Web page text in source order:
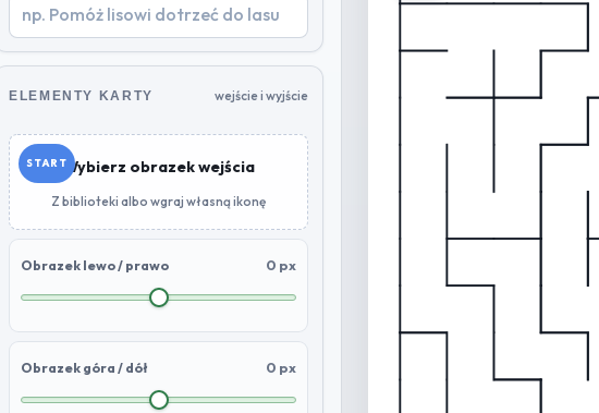
ELEMENTY KARTY wejście i wyjście
STARTWybierz obrazek wejścia
Z biblioteki albo wgraj własną ikonę
Obrazek lewo / prawo 0 px
Obrazek góra / dół 0 px